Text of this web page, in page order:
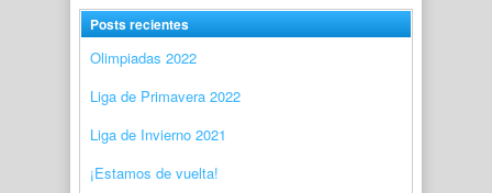
Posts recientes
Olimpiadas 2022
Liga de Primavera 2022
Liga de Invierno 2021
¡Estamos de vuelta!